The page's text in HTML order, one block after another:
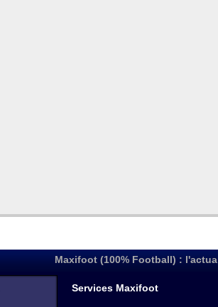
Maxifoot (100% Football) :
Services Maxifoot